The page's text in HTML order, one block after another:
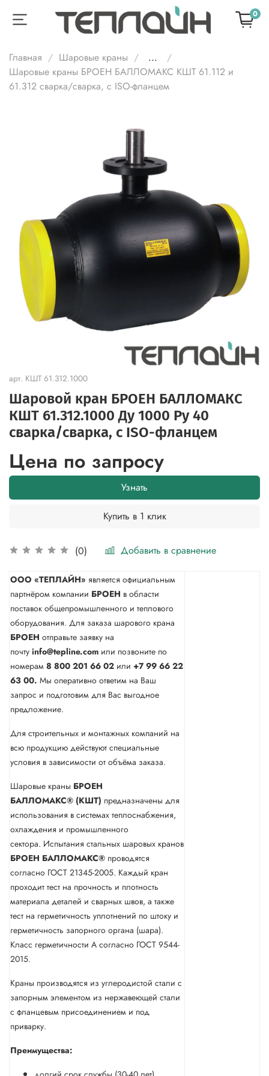
0
Главная Шаровые краны
...
Шаровые краны БРОЕН БАЛЛОМАКС КШТ 61.112 и
61.312 сварка/сварка, с ISO-фланцем
арт. КШТ 61.312.1000
Шаровой кран БРОЕН БАЛЛОМАКС
КШТ 61.312.1000 Ду 1000 Ру 40
сварка/сварка, с ISO-фланцем
(0) Добавить в сравнение
Цена по запросу
Узнать
Купить в 1 клик
ООО «ТЕПЛАЙН» является официальным
партнёром компании БРОЕН в области
поставок общепромышленного и теплового
оборудования. Для заказа шарового крана
БРОЕН отправьте заявку на
почту info@tepline.com или позвоните по
номерам 8 800 201 66 02 или +7 99 66 22
63 00. Мы оперативно ответим на Ваш
запрос и подготовим для Вас выгодное
предложение.
Для строительных и монтажных компаний на
всю продукцию действуют специальные
условия в зависимости от объёма заказа.
Шаровые краны БРОЕН
БАЛЛОМАКС® (КШТ) предназначены для
использования в системах теплоснабжения,
охлаждения и промышленного
сектора. Испытания стальных шаровых кранов
БРОЕН БАЛЛОМАКС® проводятся
согласно ГОСТ 21345-2005. Каждый кран
проходит тест на прочность и плотность
материала деталей и сварных швов, а также
тест на герметичность уплотнений по штоку и
герметичность запорного органа (шара).
Класс герметичности А согласно ГОСТ 9544-
2015.
Краны производятся из углеродистой стали с
запорным элементом из нержавеющей стали
с фланцевым присоединением и под
приварку.
Преимущества: